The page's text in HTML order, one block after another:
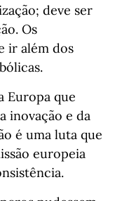
deve ser
Os
ir além dos
Europa que
inovação e da
é uma luta que
europeia